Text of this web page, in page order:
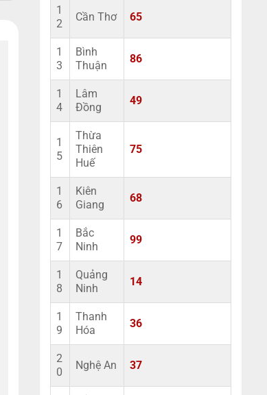
1
2
Cần Thơ 65
1
3
Bình
Thuận
86
1
4
Lâm
Đồng
49
1
5
Thừa
Thiên
Huế
75
1
6
Kiên
Giang
68
1
7
Bắc
Ninh
99
1
8
Quảng
Ninh
14
1
9
Thanh
Hóa
36
2
0
Nghệ An 37